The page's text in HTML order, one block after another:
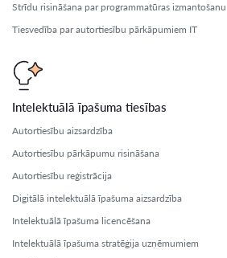
Strīdu risināšana par programmatūras izmantošanu
Tiesvedība par autortiesību pārkāpumiem IT
Intelektuālā īpašuma tiesības
Autortiesību aizsardzība
Autortiesību pārkāpumu risināšana
Autortiesību reģistrācija
Digitālā intelektuālā īpašuma aizsardzība
Intelektuālā īpašuma licencēšana
Intelektuālā īpašuma stratēģija uzņēmumiem